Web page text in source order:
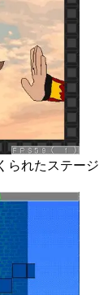
られたステージ